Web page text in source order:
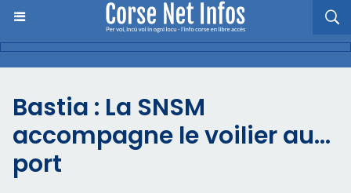
Bastia : La SNSM
accompagne le voilier au…
port